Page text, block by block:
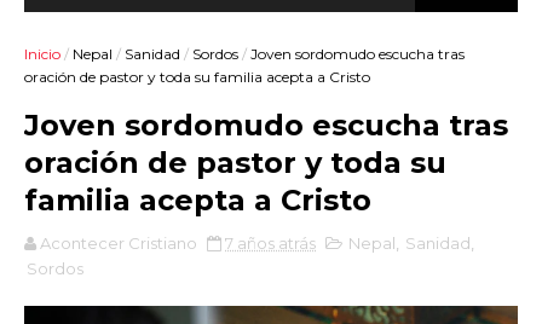
Inicio / Nepal / Sanidad / Sordos / Joven sordomudo escucha tras
oración de pastor y toda su familia acepta a Cristo
Joven sordomudo escucha tras
oración de pastor y toda su
familia acepta a Cristo
Acontecer Cristiano 7 años atrás Nepal Sanidad
Sordos